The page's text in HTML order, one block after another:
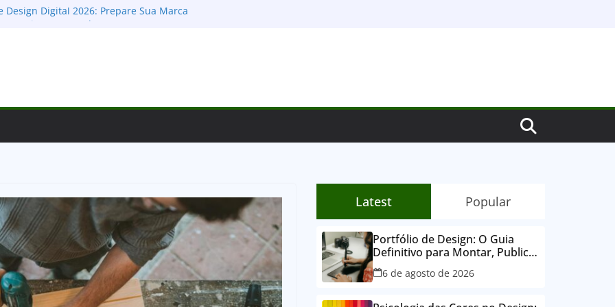
Design Digital 2026: Prepare Sua Marca
no Design: Guia Definitivo para
Digital
Como Escolher a Tipografia Certa para
Latest Popular
Portfólio de Design: O Guia
Definitivo para Montar, Publicar
e Conquistar Clientes
6 de agosto de 2026